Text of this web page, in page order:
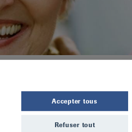
Accepter tous
Refuser tout